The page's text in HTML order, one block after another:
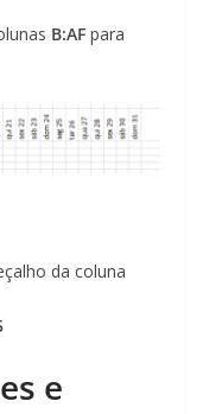
B:AF para
da coluna
e